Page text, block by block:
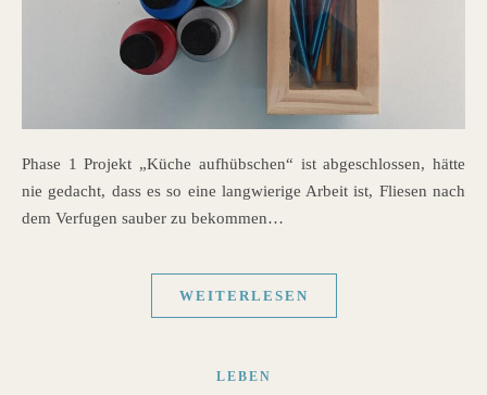
Phase 1 Projekt „Küche aufhübschen“ ist abgeschlossen, hätte
nie gedacht, dass es so eine langwierige Arbeit ist, Fliesen nach
dem Verfugen sauber zu bekommen…
WEITERLESEN
LEBEN